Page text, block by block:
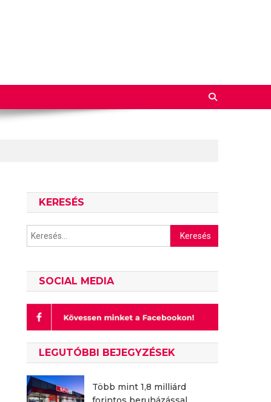
KERESÉS
Keresés:
SOCIAL MEDIA
LEGUTÓBBI BEJEGYZÉSEK
Több mint 1,8 milliárd